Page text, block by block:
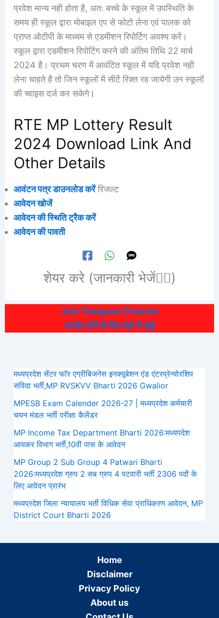
प्रवेश मान्य नही होता है, अतः बच्चे के स्कूल में उपस्थिति के
समय ही स्कूल द्वारा मोबाइल एप से फोटो लेना एवं पालक को
प्राप्त ओटीपी के माध्यम से एडमीशन रिपोर्टिग अवश्य करें।
स्कूल द्वारा एडमीशन रिपोटिंग करने की अंतिम तिथि 22 मार्च
2024 है। प्रथम चरण में आवंटित स्कूल में यदि प्रवेश नही
लेना चाहते है तो जिन स्कूलों में सीटें रिक्त रह जायेगी उन स्कूलों
की च्वाइस दर्ज कर सकेगे।
RTE MP Lottery Result
2024 Download Link And
Other Details
आवंटन पत्र डाउनलोड करेंरिजल्ट
आवेदन खोजें
आवेदन की स्थिति ट्रैक करें
आवेदन की पावती
शेयर करे (जानकारी भेजें👆🏻)
Join Telegram Channel
अपडेट होने के लिए यहां से जुड़े
मध्यप्रदेश सेंटर फॉर एग्रीबिजनेस इनक्यूबेशन एंड एंटरप्रेन्योरशिप
संविदा भर्ती,MP RVSKVV Bharti 2026 Gwalior
MPESB Exam Calender 2026-27 | मध्यप्रदेश कर्मचारी
चयन मंडल भर्ती परीक्षा कैलेंडर
MP Income Tax Department Bharti 2026:मध्‍यपदेश
आयकर विभाग भर्ती,10वीं पास के आवेदन
MP Group 2 Sub Group 4 Patwari Bharti
2026:मध्यप्रदेश ग्रुप 2 सब ग्रुप 4 पटवारी भर्ती 2306 पदों के
लिए आवेदन प्रारंभ
मध्‍यप्रदेश जिला न्यायालय भर्ती विधिक सेवा प्राधिकरण आवेदन, MP
District Court Bharti 2026
Home
Disclaimer
Privacy Policy
About us